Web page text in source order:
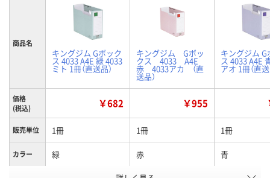
商品名
キングジム Gボック
ス 4033 A4E 緑 4033
ミト 1冊（直送品）
キングジム Gボッ
クス 4033 A4E
赤 4033アカ （直
送品）
キングジム G
ス 4033 A4E
アオ 1冊（直送
価格
(税込)
￥682 ￥955
販売単位 1冊 1冊 1冊
カラー 緑 赤 青